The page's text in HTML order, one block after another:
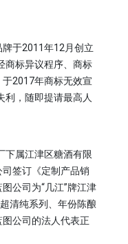
于2011年12月创立
商标异议程序、商标
2017年商标无效宣
利，随即提请最高人
属江津区糖酒有限
签订《定制产品销
公司为“几江”牌江津
清纯系列、年份陈酿
公司的法人代表正